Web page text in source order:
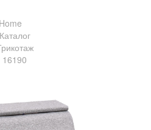
Home
Каталог
трикотаж
16190